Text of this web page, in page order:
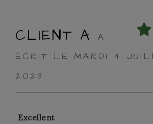
CLIENT A
A
ÉCRIT LE MARDI 4
2023
Excellent